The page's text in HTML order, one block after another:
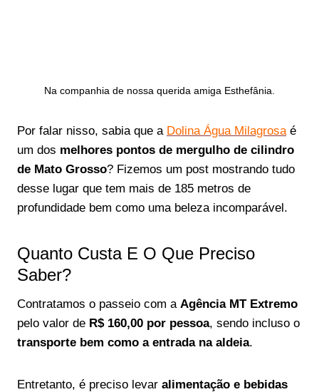
Na companhia de nossa querida amiga Esthefânia.
Por falar nisso, sabia que a Dolina Água Milagrosa é
um dos melhores pontos de mergulho de cilindro
de Mato Grosso? Fizemos um post mostrando tudo
desse lugar que tem mais de 185 metros de
profundidade bem como uma beleza incomparável.
Quanto Custa E O Que Preciso
Saber?
Contratamos o passeio com a Agência MT Extremo
pelo valor de R$ 160,00 por pessoa, sendo incluso o
transporte bem como a entrada na aldeia.
Entretanto, é preciso levar alimentação e bebidas